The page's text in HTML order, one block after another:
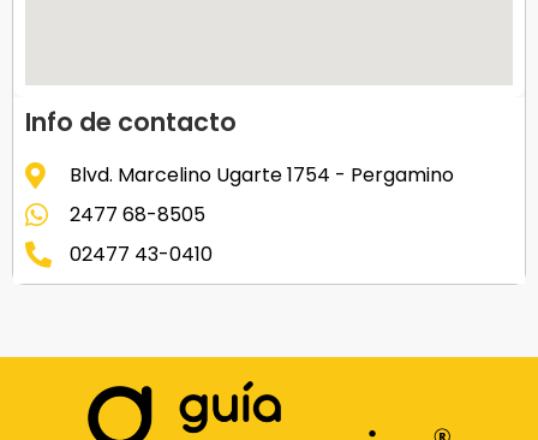
Info de contacto
Blvd. Marcelino Ugarte 1754 - Pergamino
2477 68-8505
02477 43-0410